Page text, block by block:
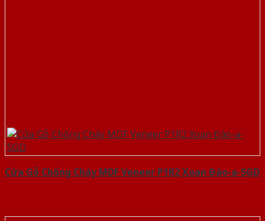
Cửa Gỗ Chống Cháy MDF Veneer P1R2 Xoan Đào-a-SGD